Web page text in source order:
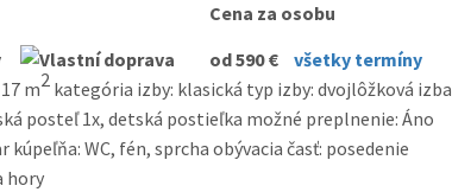
Cena za osobu
od 590 €
všetky termíny
m2 kategória izby: klasická typ izby: dvojlôžková izba
posteľ 1x, detská postieľka možné preplnenie: Áno
WC, fén, sprcha obývacia časť: posedenie
hory